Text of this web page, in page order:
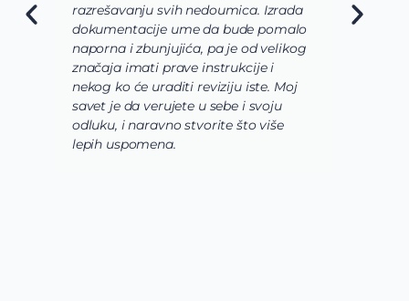
razrešavanju svih nedoumica. Izrada
dokumentacije ume da bude pomalo
naporna i zbunjujića, pa je od velikog
značaja imati prave instrukcije i
nekog ko će uraditi reviziju iste. Moj
savet je da verujete u sebe i svoju
odluku, i naravno stvorite što više
lepih uspomena.